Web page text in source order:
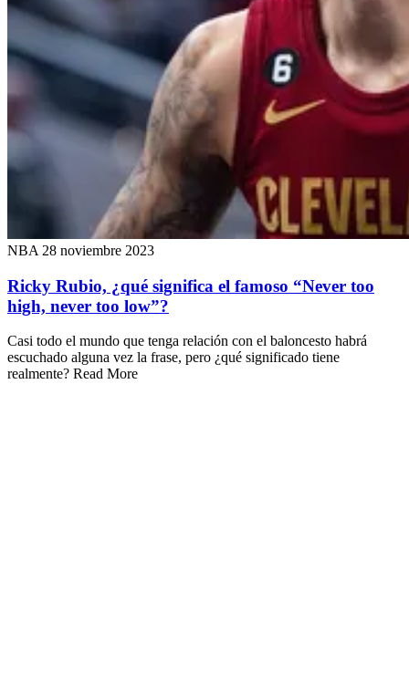
NBA 28 noviembre 2023
Ricky Rubio, ¿qué significa el famoso “Never too
high, never too low”?
Casi todo el mundo que tenga relación con el baloncesto habrá
escuchado alguna vez la frase, pero ¿qué significado tiene
realmente? Read More